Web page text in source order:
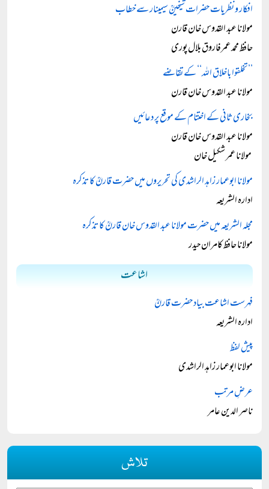
افکار و نظریات حضرات شیخینؒ سیمینار سے خطاب
مولانا عبد القدوس خان قارن
حافظ محمد عمرفاروق بلال پوری
’’تخلقوا باخلاق اللہ‘‘ کے تقاضے
مولانا عبد القدوس خان قارن
بخاری ثانی کے اختتام کے موقع پر دعائیں
مولانا عبد القدوس خان قارن
مولانا عمر شکیل خان
مولانا ابوعمار زاہد الراشدی کی تحریروں میں حضرت قارنؒ کا تذکرہ
ادارہ الشریعہ
مجلہ الشریعہ میں حضرت مولانا عبد القدوس خان قارنؒ کا تذکرہ
مولانا حافظ کامران حیدر
اشاعت
فہرست اشاعت بیاد حضرت قارنؒ
ادارہ الشریعہ
پیش لفظ
مولانا ابوعمار زاہد الراشدی
عرضِ مرتب
ناصر الدین عامر
تلاش